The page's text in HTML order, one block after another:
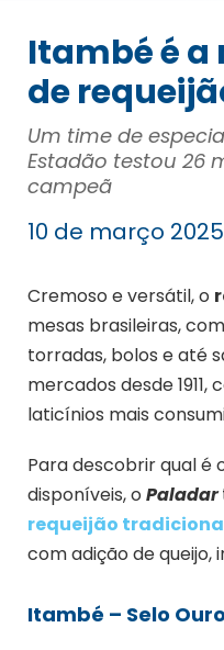
Itambé é
de
Um time de
Estadão testou 26
campeã
10 de março 2025
Cremoso e versátil, o
mesas brasileiras,
torradas, bolos e até
mercados desde
laticínios mais
Para descobrir qual é
disponíveis, o Paladar
requeijão
com adição de queijo,
Itambé – Selo Ouro